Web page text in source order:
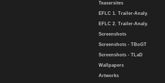
Teasersites
EFLC 1. Trailer-Analy.
EFLC 2. Trailer-Analy.
Screenshots
Screenshots - TBoGT
Screenshots - TLaD
Wallpapers
Artworks